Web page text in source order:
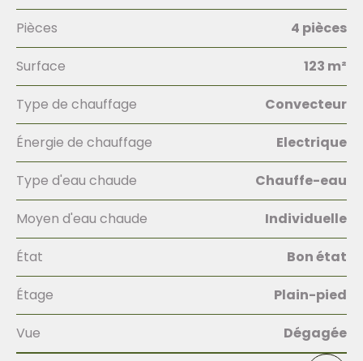
Pièces 4 pièces
Surface 123 m²
Type de chauffage Convecteur
Énergie de chauffage Electrique
Type d'eau chaude Chauffe-eau
Moyen d'eau chaude Individuelle
État Bon état
Étage Plain-pied
Vue Dégagée